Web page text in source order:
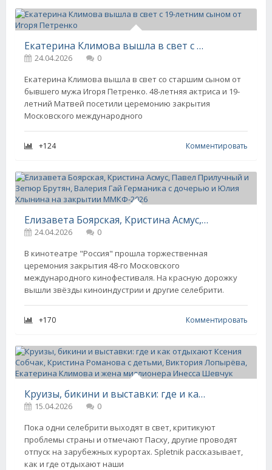
Екатерина Климова вышла в свет с 19-летним сыном от Игоря Петренко
24.04.2026
0
Екатерина Климова вышла в свет со старшим сыном от
бывшего мужа Игоря Петренко. 48-летняя актриса и 19-
летний Матвей посетили церемонию закрытия
Московского международного
+124 Комментировать
Елизавета Боярская, Кристина Асмус, Павел Прилучный и Зепюр Брутян, Валерия Гай Германика с дочерью и Юлия Хлынина на закрытии ММКФ-2026
24.04.2026
0
В кинотеатре "Россия" прошла торжественная
церемония закрытия 48-го Московского
международного кинофестиваля. На красную дорожку
вышли звёзды киноиндустрии и другие селебрити.
+170 Комментировать
Круизы, бикини и выставки: где и как отдыхают Ксения Собчак, Кристина Романова с детьми, Виктория Лопырёва, Екатерина Климова и жена миллионера Инесса Шевчук
15.04.2026
0
Пока одни селебрити выходят в свет, критикуют
проблемы страны и отмечают Пасху, другие проводят
отпуск на зарубежных курортах. Spletnik рассказывает,
как и где отдыхают наши